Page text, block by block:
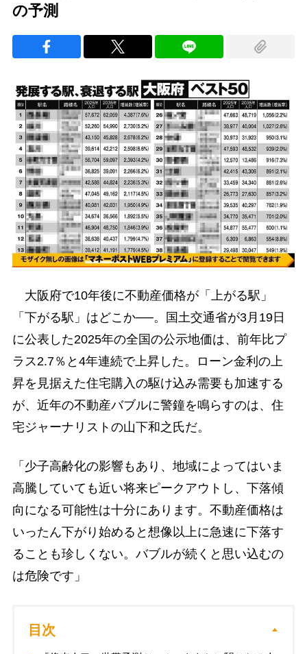
の予測
大阪府で10年後に不動産価格が「上がる駅」
「下がる駅」はどこか──。国土交通省が3月19日
に公表した2025年の全国の公示地価は、前年比プ
ラス2.7％と4年連続で上昇した。ローン金利の上
昇を見据えた住宅購入の駆け込み需要も加速する
が、近年の不動産バブルに警鐘を鳴らすのは、住
宅ジャーナリストの山下和之氏だ。
「少子高齢化の影響もあり、地域によってはいま
高騰していても近い将来ピークアウトし、下落傾
向になる可能性は十分にあります。不動産価格は
いったん下がり始めると想像以上に急速に下落す
ることも珍しくない。バブルが続くと思い込むの
は危険です」
目次